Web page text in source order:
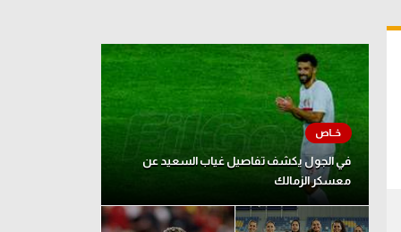
تحقيق في الجول
تقرير في الجول
تحليل في الجول
حكايات في الجول
كويز في الجول
فيديو في الجول
في الجول يكشف تفاصيل غياب السعيد عن
معسكر الزمالك